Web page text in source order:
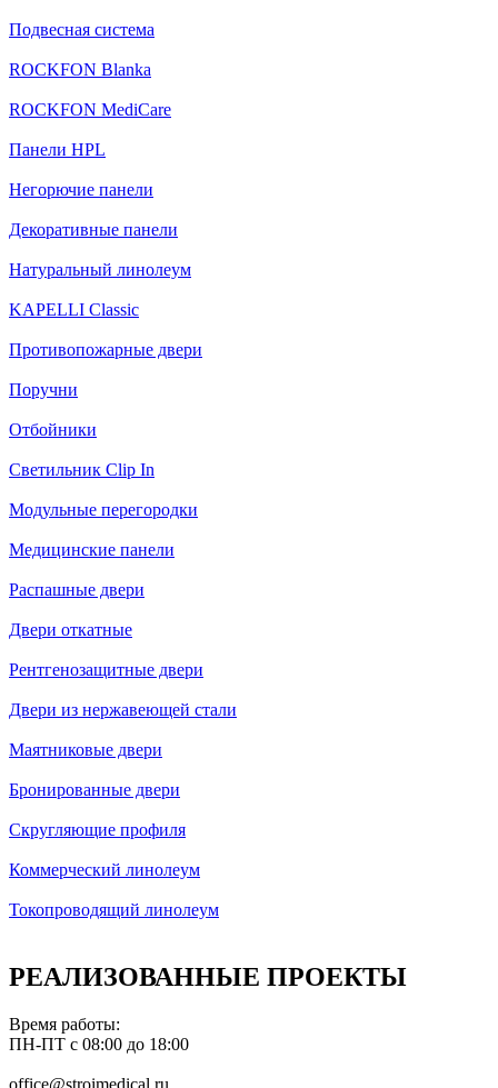
Подвесная система
ROCKFON Blanka
ROCKFON MediCare
Панели HPL
Негорючие панели
Декоративные панели
Натуральный линолеум
KAPELLI Classic
Противопожарные двери
Поручни
Отбойники
Светильник Clip In
Модульные перегородки
Медицинские панели
Распашные двери
Двери откатные
Рентгенозащитные двери
Двери из нержавеющей стали
Маятниковые двери
Бронированные двери
Скругляющие профиля
Коммерческий линолеум
Токопроводящий линолеум
РЕАЛИЗОВАННЫЕ ПРОЕКТЫ
Время работы:
ПН-ПТ с 08:00 до 18:00